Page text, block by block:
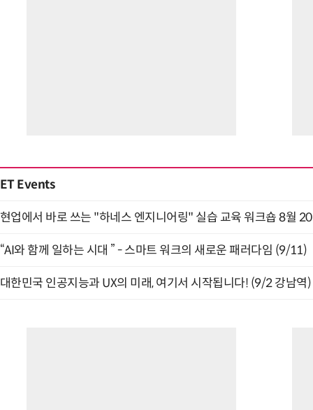
ET Events
현업에서 바로 쓰는 "하네스 엔지니어링" 실습 교육 워크숍 8월
“AI와 함께 일하는 시대 ” - 스마트 워크의 새로운 패러다임 (9/11)
대한민국 인공지능과 UX의 미래, 여기서 시작됩니다! (9/2 강남역)